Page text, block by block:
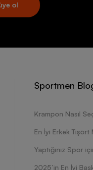
ol
Sportmen
En İyi Erkek Tişört
Yaptığınız Spor
2025’in En İyi